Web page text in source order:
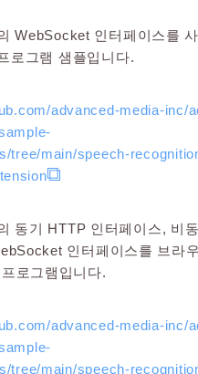
WebSocket 인터페이스를
로그램 샘플입니다.
advanced-media-inc/
tree/main/speech-
동기 HTTP 인터페이스, 비
인터페이스를 브라
로그램입니다.
advanced-media-inc/
tree/main/speech-